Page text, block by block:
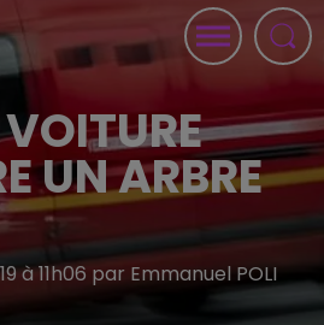
UN ARBRE
à 11h06 par Emmanuel POLI